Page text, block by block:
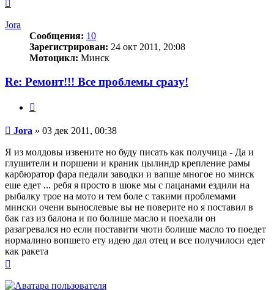
началу
Jora
Сообщения: 10
Зарегистрирован: 24 окт 2011, 20:08
Мотоцикл: Минск
Re: Ремонт!!! Все проблемы сразу!
Сообщение
Jora » 03 дек 2011, 00:38
Я из молдовы извените но буду писать как получица - Да и
глушители и поршени и краник цылиндр крепление рамы
карбюратор фара педали заводки и вапше многое но минск
еше едет ... ребя я просто в шоке мы с пацанами ездили на
рыбалку трое на мото и тем боле с такими проблемами
мински очени вынослевые вы не поверите но я поставил в
бак газ из балона и по болише масло и поехали он
разагревался но если поставити чюти болише масло то поедет
нормалино вопшето ету идею дал отец и все получилоси едет
как ракета
началу